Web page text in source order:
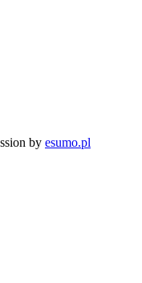
by esumo.pl